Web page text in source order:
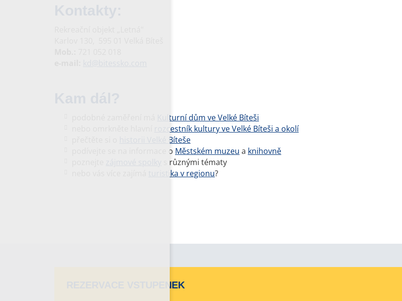
Kulturní dům ve Velké Bíteši
rozcestník kultury ve Velké Bíteši a okolí
historii Velké Bíteše
podívejte se na informace o Městském muzeu a knihovně
s různými tématy
turistika v regionu?
REZERVACE VSTUPENEK